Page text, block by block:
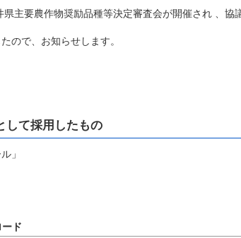
主要農作物奨励品種等決定審査会が開催され 、協
ので、お知らせします。
して採用したもの
」
ド